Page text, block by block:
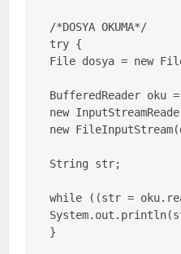
/*DOSYA OKUMA*/
try {
File dosya = new
BufferedReader oku
new
new
String str;
while ((str =
}